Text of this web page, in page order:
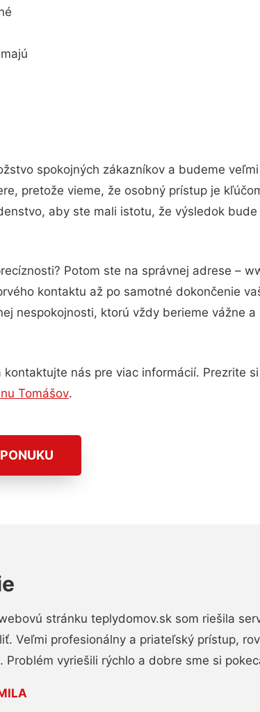
spokojných zákazníkov a budeme
pretože vieme, že osobný prístup je
aby ste mali istotu, že výsledok
Potom ste na správnej adrese –
kontaktu až po samotné dokončenie
nespokojnosti, ktorú vždy berieme vážne
nás pre viac informácií. Prezrite
Tomášov.
stránku teplydomov.sk som riešila
Veľmi profesionálny a priateľský prístup,
Problém vyriešili rýchlo a dobre sme si